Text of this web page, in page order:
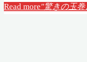
Read more"驚きの玉